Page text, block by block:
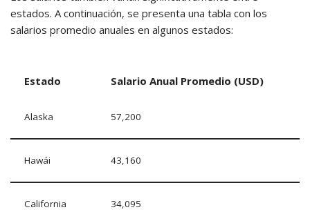
estados. A continuación, se presenta una tabla con los
salarios promedio anuales en algunos estados:
Estado Salario Anual Promedio (USD)
Alaska 57,200
Hawái 43,160
California 34,095